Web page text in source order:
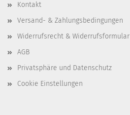
Kontakt
Versand- & Zahlungsbedingungen
Widerrufsrecht & Widerrufsformular
AGB
Privatsphäre und Datenschutz
Cookie Einstellungen